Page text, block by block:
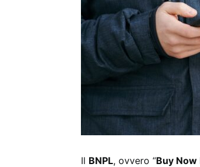
Il BNPL, ovvero “Buy Now